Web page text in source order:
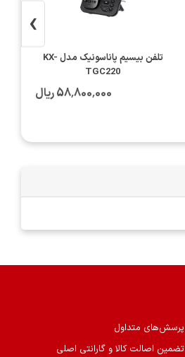
تلفن بیسیم پاناسونیک مدل KX-
TGC220
58٬800٬000 ریال
›
پرسش‌های متداول
تضمین اصالت کالا و گارانتی اصلی